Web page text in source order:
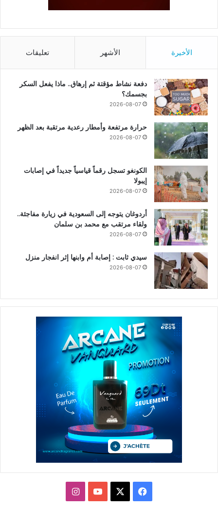
الأخيرة الأشهر تعليقات
دفعة نشاط مؤقتة ثم إرهاق.. ماذا يفعل السكر
بجسمك؟
2026-08-07
حرارة مرتفعة وأمطار رعدية مرتقبة بعد الظهر
2026-08-07
الكونغو تسجل رقماً قياسياً جديداً في إصابات
إيبولا
2026-08-07
أردوغان يتوجه إلى السعودية في زيارة مفاجئة..
ولقاء مرتقب مع محمد بن سلمان
2026-08-07
سيدي ثابت : إصابة أم وابنها إثر انفجار منزل
2026-08-07
فيسبوك يوتيوبانستقرام